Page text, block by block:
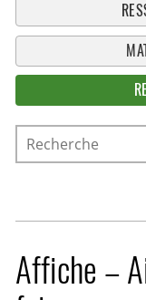
Recherche
Affiche –